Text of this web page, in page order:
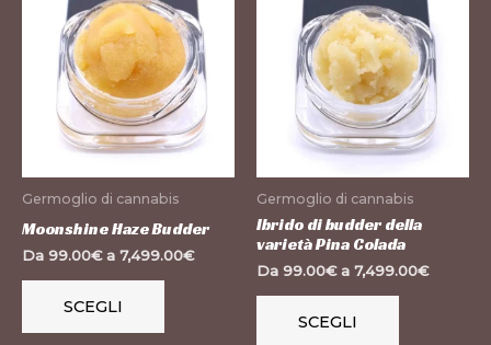
Germoglio di cannabis
Moonshine Haze Budder
Da 99.00€a 7,499.00€
SCEGLI
prodotto
ha
più
varianti.
Le
opzioni
del
Germoglio di cannabis
Ibrido di budder della
varietà Pina Colada
Da 99.00€a 7,499.00€
SCEGLI
prodotto
ha
più
varianti.
Le
opzioni
essere
scelte
nella